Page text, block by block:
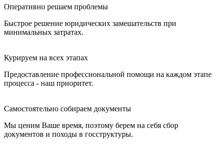
Оперативно решаем проблемы
Быстрое решение юридических замешательств при
минимальных затратах.
Курируем на всех этапах
Предоставление профессиональной помощи на каждом этапе
процесса - наш приоритет.
Самостоятельно собираем документы
Мы ценим Ваше время, поэтому берем на себя сбор
документов и походы в госструктуры.